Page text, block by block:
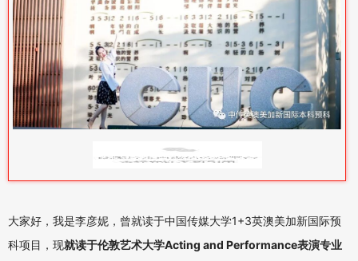
还记得校园里的白杨和我美丽的时光
大家好，我是李彦妮，曾就读于中国传媒大学1+3英澳美加新国际预
科项目，现就读于伦敦艺术大学Acting and Performance表演专业